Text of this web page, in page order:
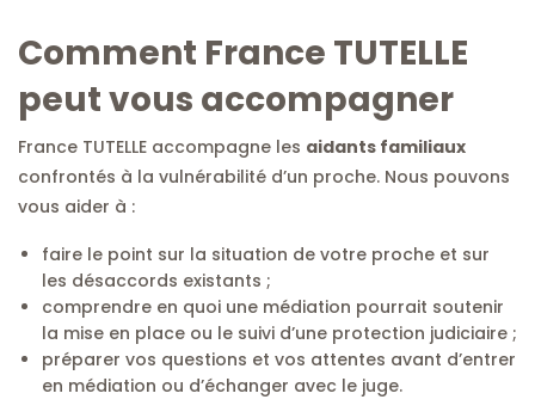
Comment France TUTELLE
peut vous accompagner
France TUTELLE accompagne les aidants familiaux
confrontés à la vulnérabilité d’un proche. Nous pouvons
vous aider à :
faire le point sur la situation de votre proche et sur
les désaccords existants ;
comprendre en quoi une médiation pourrait soutenir
la mise en place ou le suivi d’une protection judiciaire ;
préparer vos questions et vos attentes avant d’entrer
en médiation ou d’échanger avec le juge.